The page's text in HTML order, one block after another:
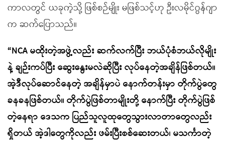
ကာလတွင် ယခုကဲ့သို့ ဖြစ်စဉ်မျိုး မဖြစ်သင့်ဟု ဦးလမိုင်ဂွန်ဂျာ
က ဆက်ပြောသည်။
“NCA မထိုးတဲ့အဖွဲ့လည်း ဆက်လက်ပြီး ဘယ်ပုံစံဘယ်လိုမျိုး
နဲ့ ချဉ်းကပ်ပြီး ဆွေးနွေးမလဲဆိုပြီး လုပ်နေတဲ့အချိန်ဖြစ်တယ်။
အဲ့ဒီလုပ်ဆောင်နေတဲ့ အချိန်မှာပဲ နောက်တန်းမှာ တိုက်ပွဲတွေ
ခနခနဖြစ်တယ်။ တိုက်ပွဲဖြစ်တာမျိုးတို့ နောက်ပြီး တိုက်ပွဲဖြစ်
တဲ့နေရာ ဒေသက ပြည်သူလူထုတွေသွားလာတာတွေလည်း
ရှိတယ် အဲ့ဒါတွေကိုလည်း ဖမ်းပြီးစစ်ဆေးတယ်၊ မသင်္ကာတဲ့